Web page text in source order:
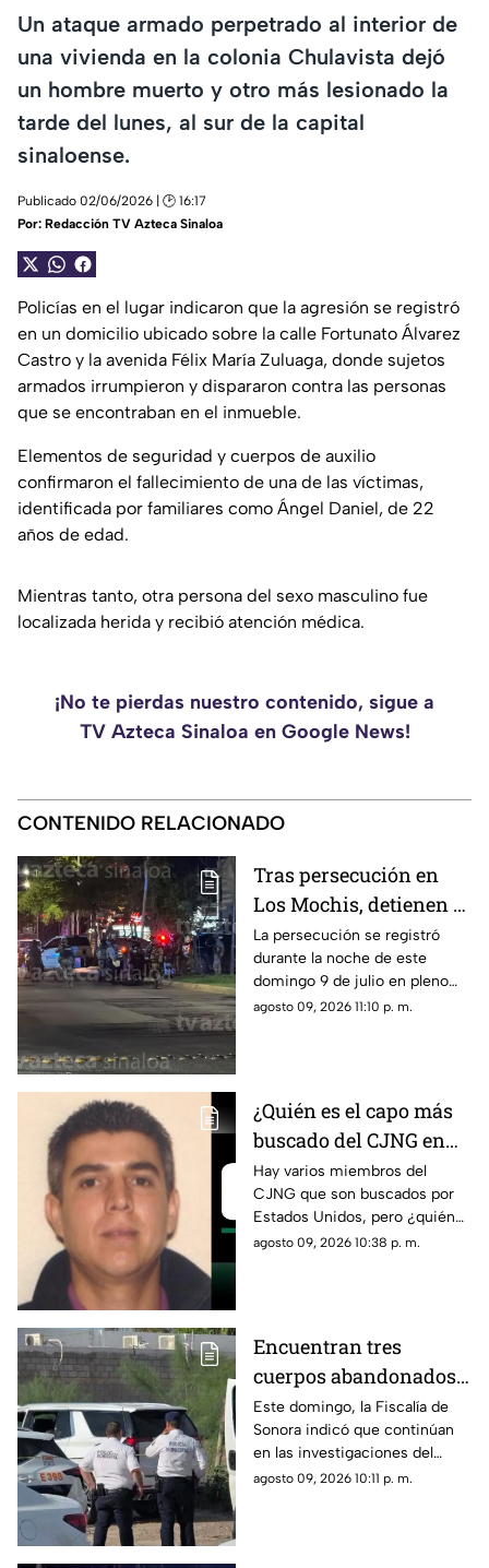
Un ataque armado perpetrado al interior de
una vivienda en la colonia Chulavista dejó
un hombre muerto y otro más lesionado la
tarde del lunes, al sur de la capital
sinaloense.
Publicado 02/06/2026 | 🕑 16:17
Por: Redacción TV Azteca Sinaloa
Policías en el lugar indicaron que la agresión se registró
en un domicilio ubicado sobre la calle Fortunato Álvarez
Castro y la avenida Félix María Zuluaga, donde sujetos
armados irrumpieron y dispararon contra las personas
que se encontraban en el inmueble.
Elementos de seguridad y cuerpos de auxilio
confirmaron el fallecimiento de una de las víctimas,
identificada por familiares como Ángel Daniel, de 22
años de edad.
Mientras tanto, otra persona del sexo masculino fue
localizada herida y recibió atención médica.
¡No te pierdas nuestro contenido, sigue a
TV Azteca Sinaloa en Google News!
CONTENIDO RELACIONADO
Tras persecución en
Los Mochis, detienen a
8 personas; 4 están
heridas
La persecución se registró
durante la noche de este
domingo 9 de julio en pleno
Centro de Los Mochis; esto
agosto 09, 2026 11:10 p. m.
¿Quién es el capo más
buscado del CJNG en
Estados Unidos? Dan
25 millones de dólares
de recompensa
Hay varios miembros del
CJNG que son buscados por
Estados Unidos, pero ¿quién
es el más buscado por el que
agosto 09, 2026 10:38 p. m.
Encuentran tres
cuerpos abandonados
en Sonora; todo apunta
a crimen pasional
Este domingo, la Fiscalía de
Sonora indicó que continúan
en las investigaciones del
hallazgo de tres cuerpos
agosto 09, 2026 10:11 p. m.